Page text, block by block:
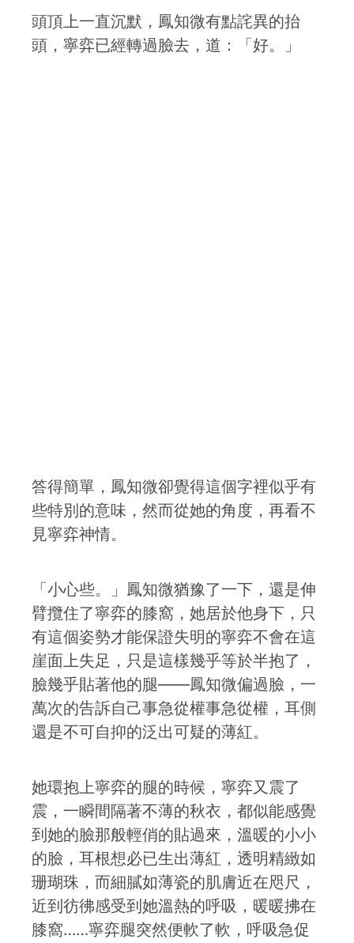
頭頂上一直沉默，鳳知微有點詫異的抬
頭，寧弈已經轉過臉去，道：「好。」
答得簡單，鳳知微卻覺得這個字裡似乎有
些特別的意味，然而從她的角度，再看不
見寧弈神情。
「小心些。」鳳知微猶豫了一下，還是伸
臂攬住了寧弈的膝窩，她居於他身下，只
有這個姿勢才能保證失明的寧弈不會在這
崖面上失足，只是這樣幾乎等於半抱了，
臉幾乎貼著他的腿——鳳知微偏過臉，一
萬次的告訴自己事急從權事急從權，耳側
還是不可自抑的泛出可疑的薄紅。
她環抱上寧弈的腿的時候，寧弈又震了
震，一瞬間隔著不薄的秋衣，都似能感覺
到她的臉那般輕俏的貼過來，溫暖的小小
的臉，耳根想必已生出薄紅，透明精緻如
珊瑚珠，而細膩如薄瓷的肌膚近在咫尺，
近到彷彿感受到她溫熱的呼吸，暖暖拂在
膝窩……寧弈腿突然便軟了軟，呼吸急促